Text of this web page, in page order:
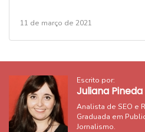
11 de março de 2021
Escrito por:
Juliana Pineda
Analista de SEO e
Graduada em
Jornalismo.